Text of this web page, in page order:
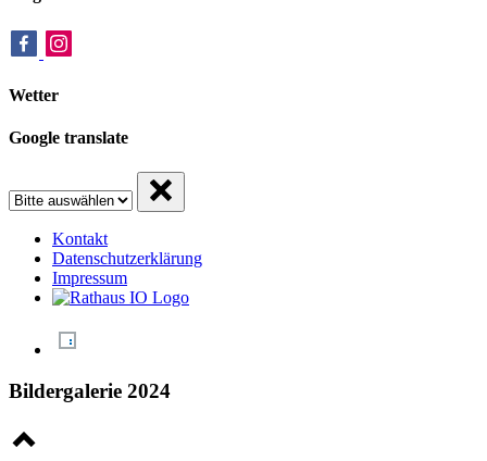
Wetter
Google translate
Kontakt
Datenschutzerklärung
Impressum
Bildergalerie 2024